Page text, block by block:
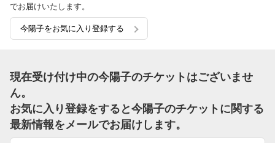
でお届けいたします。
今陽子をお気に入り登録する
現在受け付け中の今陽子のチケットはございませ
ん。
お気に入り登録をすると今陽子のチケットに関する
最新情報をメールでお届けします。